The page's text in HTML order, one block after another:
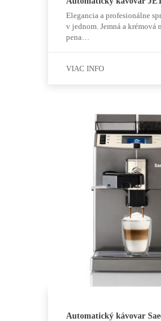
Elegancia a profesionálne
v jednom. Jemná a krémová
pena…
VIAC INFO
Automatický kávovar